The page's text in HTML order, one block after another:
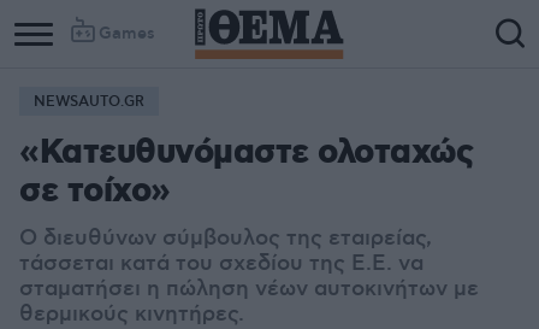
Games
NEWSAUTO.GR
«Κατευθυνόμαστε ολοταχώς
σε τοίχο»
Ο διευθύνων σύμβουλος της εταιρείας,
τάσσεται κατά του σχεδίου της Ε.Ε. να
σταματήσει η πώληση νέων αυτοκινήτων με
θερμικούς κινητήρες.